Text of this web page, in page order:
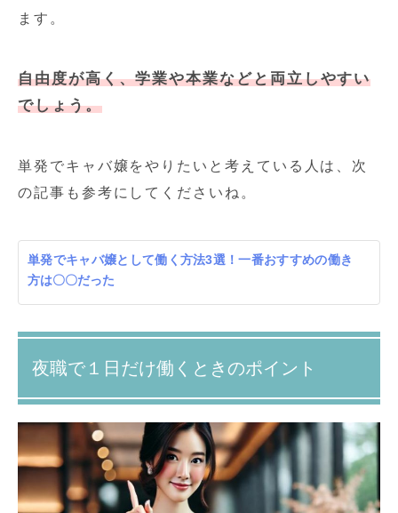
ます。
自由度が高く、学業や本業などと両立しやすい
でしょう。
単発でキャバ嬢をやりたいと考えている人は、次
の記事も参考にしてくださいね。
単発でキャバ嬢として働く方法3選！一番おすすめの働き
方は〇〇だった
夜職で１日だけ働くときのポイント